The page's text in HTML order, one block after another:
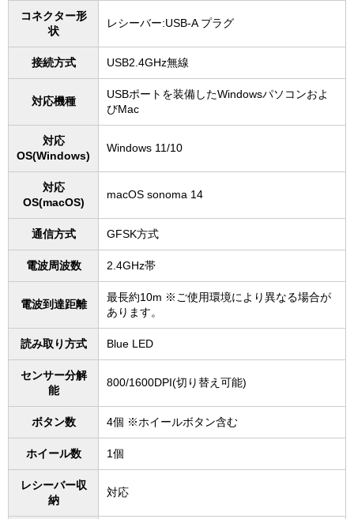
コネクター形
状
レシーバー:USB-A プラグ
接続方式 USB2.4GHz無線
対応機種
USBポートを装備したWindowsパソコンおよ
びMac
対応
OS(Windows)
Windows 11/10
対応
OS(macOS)
macOS sonoma 14
通信方式 GFSK方式
電波周波数 2.4GHz帯
電波到達距離
最長約10m ※ご使用環境により異なる場合が
あります。
読み取り方式 Blue LED
センサー分解
能
800/1600DPI(切り替え可能)
ボタン数 4個 ※ホイールボタン含む
ホイール数 1個
レシーバー収
納
対応